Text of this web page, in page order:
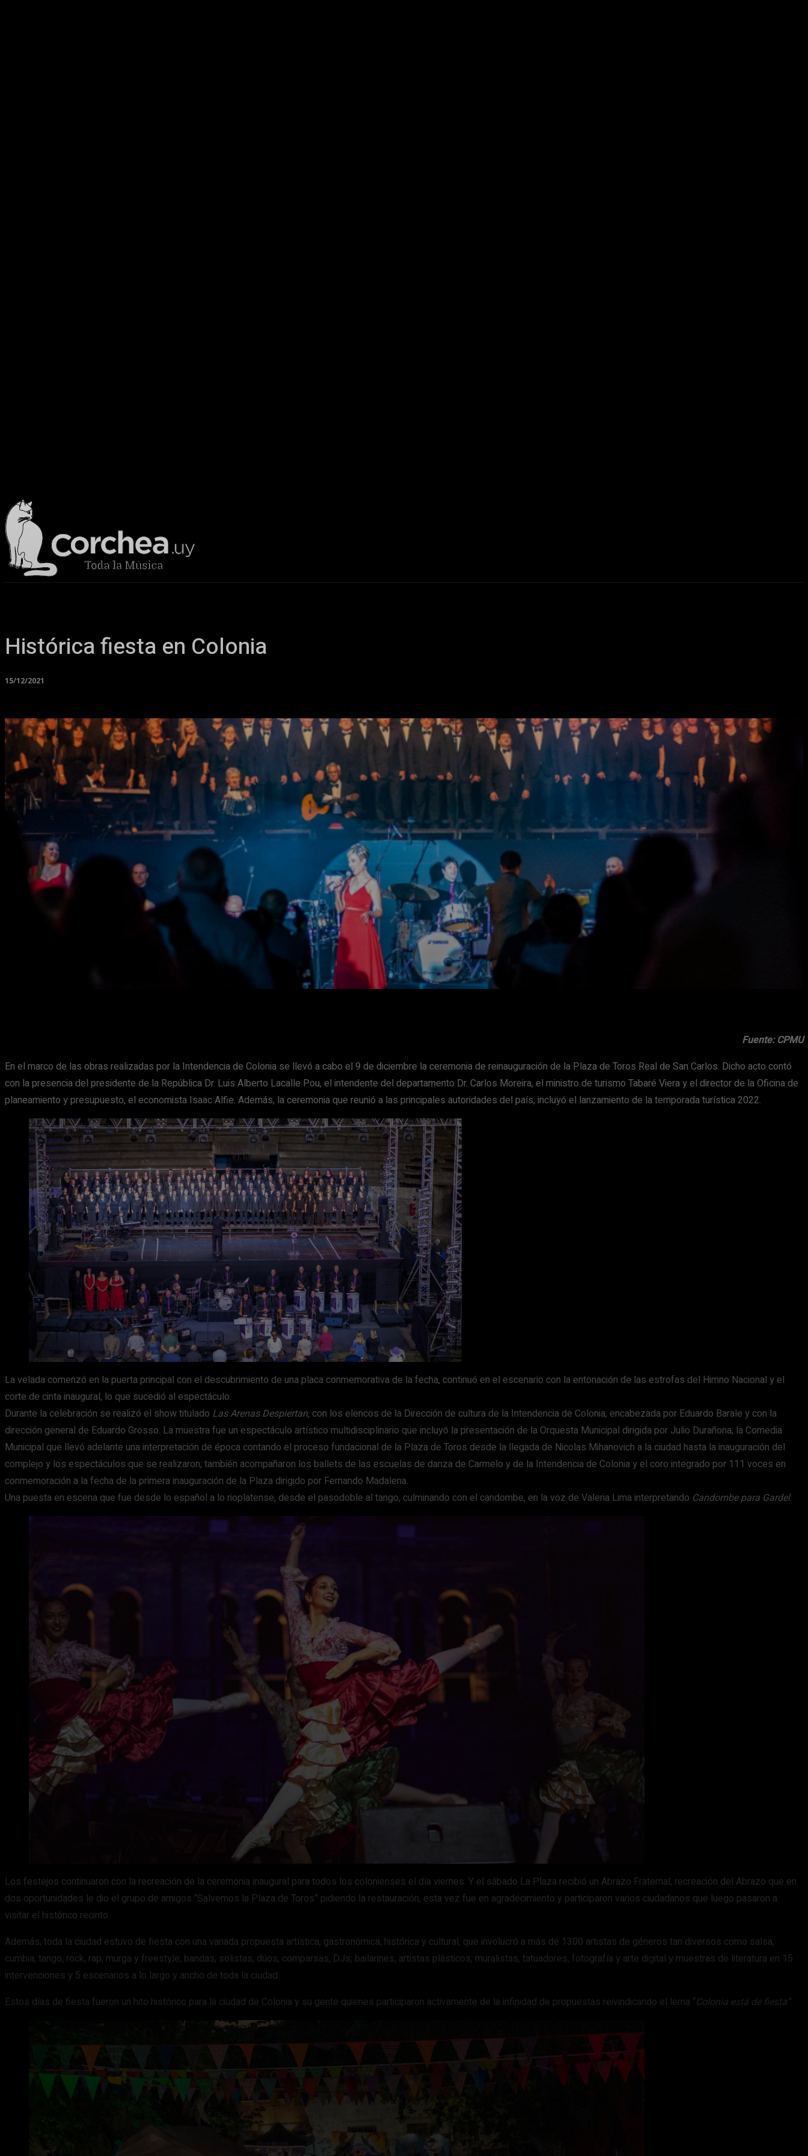
Histórica fiesta en Colonia
15/12/2021
Facebook X WhatsApp Email
Fuente: CPMU
En el marco de las obras realizadas por la Intendencia de Colonia se llevó a cabo el 9 de diciembre la ceremonia de reinauguración de la Plaza de Toros Real de San Carlos. Dicho acto contó
con la presencia del presidente de la República Dr. Luis Alberto Lacalle Pou, el intendente del departamento Dr. Carlos Moreira, el ministro de turismo Tabaré Viera y el director de la Oficina de
planeamiento y presupuesto, el economista Isaac Alfie. Además, la ceremonia que reunió a las principales autoridades del país, incluyó el lanzamiento de la temporada turística 2022.
La velada comenzó en la puerta principal con el descubrimiento de una placa conmemorativa de la fecha, continuó en el escenario con la entonación de las estrofas del Himno Nacional y el
corte de cinta inaugural, lo que sucedió al espectáculo.
Durante la celebración se realizó el show titulado Las Arenas Despiertan, con los elencos de la Dirección de cultura de la Intendencia de Colonia, encabezada por Eduardo Barale y con la
dirección general de Eduardo Grosso. La muestra fue un espectáculo artístico multidisciplinario que incluyó la presentación de la Orquesta Municipal dirigida por Julio Durañona; la Comedia
Municipal que llevó adelante una interpretación de época contando el proceso fundacional de la Plaza de Toros desde la llegada de Nicolas Mihanovich a la ciudad hasta la inauguración del
complejo y los espectáculos que se realizaron; también acompañaron los ballets de las escuelas de danza de Carmelo y de la Intendencia de Colonia y el coro integrado por 111 voces en
conmemoración a la fecha de la primera inauguración de la Plaza dirigido por Fernando Madalena.
Una puesta en escena que fue desde lo español a lo rioplatense, desde el pasodoble al tango, culminando con el candombe, en la voz de Valeria Lima interpretando Candombe para Gardel.
Los festejos continuaron con la recreación de la ceremonia inaugural para todos los colonienses el día viernes. Y el sábado La Plaza recibió un Abrazo Fraternal, recreación del Abrazo que en
dos oportunidades le dio el grupo de amigos “Salvemos la Plaza de Toros” pidiendo la restauración, esta vez fue en agradecimiento y participaron varios ciudadanos que luego pasaron a
visitar el histórico recinto.
Además, toda la ciudad estuvo de fiesta con una variada propuesta artística, gastronómica, histórica y cultural, que involucró a más de 1300 artistas de géneros tan diversos como salsa,
cumbia, tango, rock, rap, murga y freestyle; bandas, solistas, dúos, comparsas, DJs; bailarines, artistas plásticos, muralistas, tatuadores, fotografía y arte digital y muestras de literatura en 15
intervenciones y 5 escenarios a lo largo y ancho de toda la ciudad.
Estos días de fiesta fueron un hito histórico para la ciudad de Colonia y su gente quienes participaron activamente de la infinidad de propuestas reivindicando el lema “Colonia está de fiesta”.